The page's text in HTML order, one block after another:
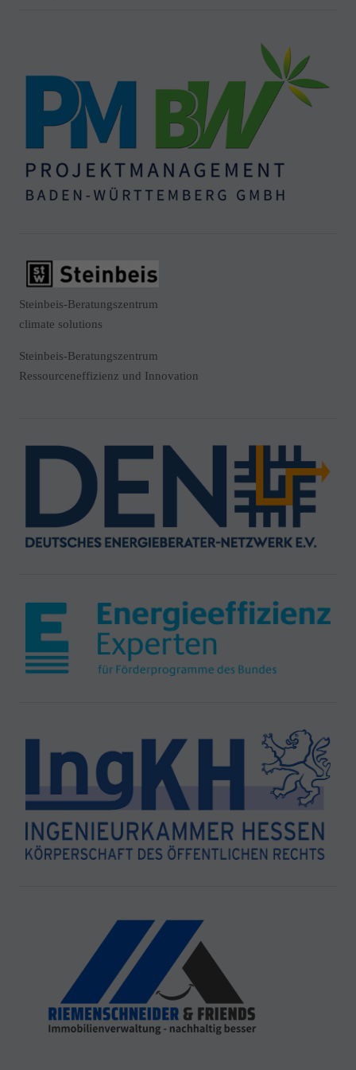
Steinbeis-Beratungszentrum
climate solutions
Steinbeis-Beratungszentrum
Ressourceneffizienz und Innovation